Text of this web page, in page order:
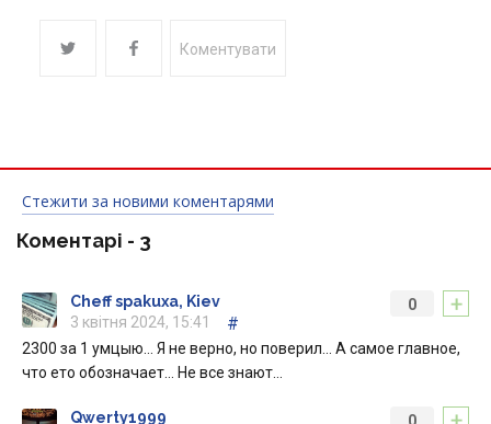
Коментувати
Стежити за новими коментарями
Коментарі - 3
+
0
Cheff spakuxa, Kiev
3 квітня 2024, 15:41
#
2300 за 1 умцыю… Я не верно, но поверил… А самое главное,
что ето обозначает… Не все знают…
Qwerty1999